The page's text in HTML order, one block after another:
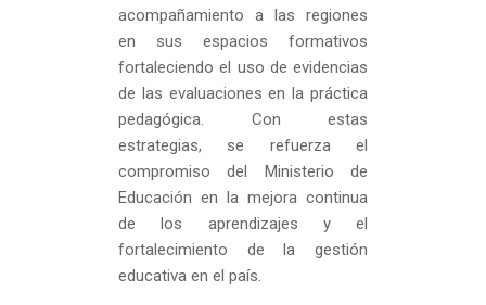
acompañamiento a las regiones
en sus espacios formativos
fortaleciendo el uso de evidencias
de las evaluaciones en la práctica
pedagógica. Con estas
estrategias, se refuerza el
compromiso del Ministerio de
Educación en la mejora continua
de los aprendizajes y el
fortalecimiento de la gestión
educativa en el país.